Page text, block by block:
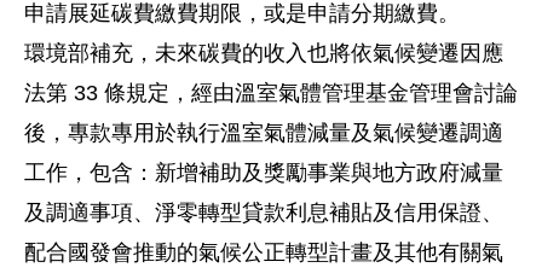
申請展延碳費繳費期限，或是申請分期繳費。
環境部補充，未來碳費的收入也將依氣候變遷因應
法第 33 條規定，經由溫室氣體管理基金管理會討論
後，專款專用於執行溫室氣體減量及氣候變遷調適
工作，包含：新增補助及獎勵事業與地方政府減量
及調適事項、淨零轉型貸款利息補貼及信用保證、
配合國發會推動的氣候公正轉型計畫及其他有關氣